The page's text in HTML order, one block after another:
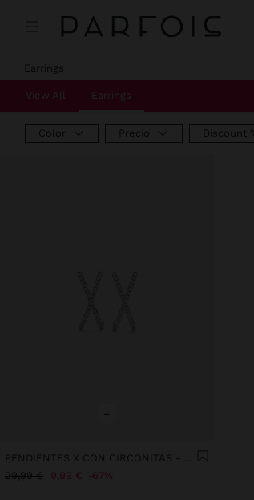
Earrings
View All Earrings
Color Precio Discount %
+
PENDIENTES X CON CIRCONITAS - PLATA DE LEY 925
29,99 € 9,99 € 67%